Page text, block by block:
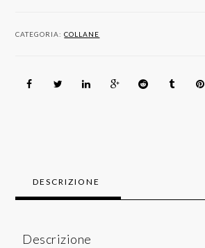
CATEGORIA:COLLANE
DESCRIZIONE
Descrizione